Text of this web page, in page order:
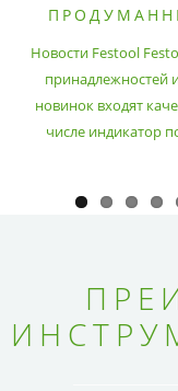
Новости Festool
принадлежностей
новинок входят
числе индикатор